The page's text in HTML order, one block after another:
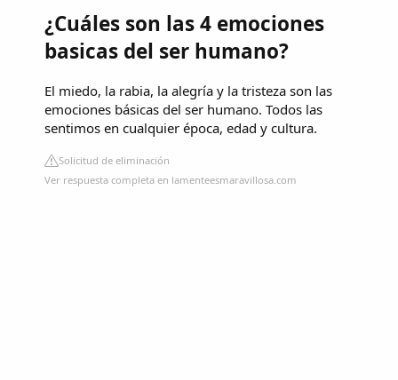
¿Cuáles son las 4 emociones
basicas del ser humano?
El miedo, la rabia, la alegría y la tristeza son las
emociones básicas del ser humano. Todos las
sentimos en cualquier época, edad y cultura.
Solicitud de eliminación
Ver respuesta completa en lamenteesmaravillosa.com